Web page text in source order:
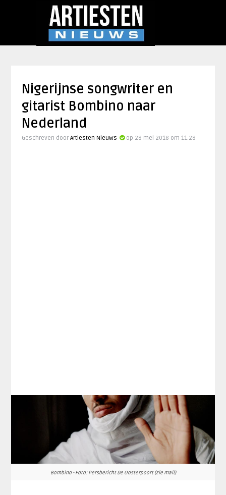
Nigerijnse songwriter en
gitarist Bombino naar
Nederland
Geschreven door Artiesten Nieuws op 28 mei 2018 om 11:28
Bombino - Foto: Persbericht De Oosterpoort (zie mail)